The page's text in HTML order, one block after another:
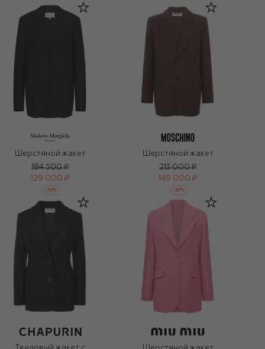
Шерстяной жакет
184 500 ₽
129 000 ₽
-30%
Шерстяной жакет
213 000 ₽
149 000 ₽
-30%